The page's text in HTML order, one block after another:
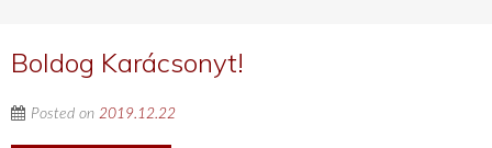
Boldog Karácsonyt!
Posted on 2019.12.22